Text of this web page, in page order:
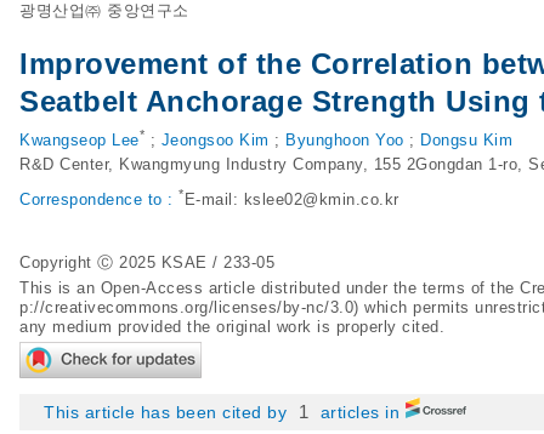
광명산업㈜ 중앙연구소
Improvement of the Correlation
Seatbelt Anchorage Strength
Kwangseop Lee* ; Jeongsoo Kim ; Byunghoon Yoo ; Dongsu Kim
R&D Center, Kwangmyung Industry Company, 155 2Gongdan 1-ro,
Correspondence to : * E-mail: kslee02@kmin.co.kr
Copyright Ⓒ 2025 KSAE / 233-05
This is an Open-Access article distributed under the terms of the
p://creativecommons.org/licenses/by-nc/3.0) which permits
any medium provided the original work is properly cited.
This article has been cited by 1 articles in